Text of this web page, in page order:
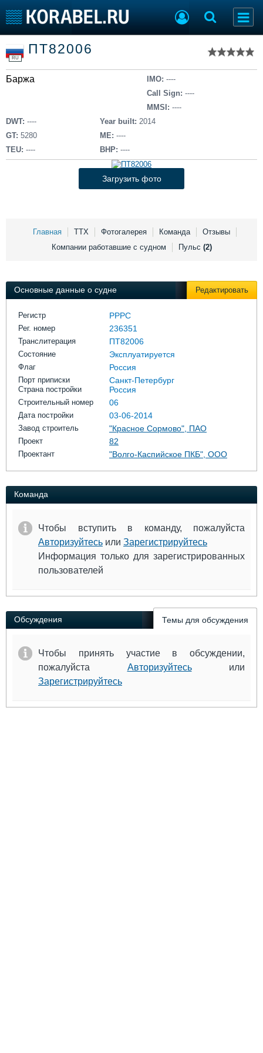
Тип судна
Добавить судно
Добавить проект
Последние 100
Пульс
Новости
Компании
Репутация
Торговая площадка
Доска объявлений
Продажа флота
Оборудование
Изделия
Материалы
Услуги
Личности
Флот
Форум
RU
ПТ82006
Баржа IMO: ----
Call Sign: ----
MMSI: ----
DWT: ----
GT: 5280
TEU: ----
Year built: 2014
ME: ----
BHP: ----
Загрузить фото
Главная ТТХ Фотогалерея Команда
Отзывы
Компании работавшие с судном
Пульс (2)
Основные данные о судне Редактировать
Регистр РРРС
Рег. номер 236351
Транслитерация ПТ82006
Состояние Эксплуатируется
Флаг Россия
Порт приписки Санкт-Петербург
Страна постройки Россия
Строительный номер 06
Дата постройки 03-06-2014
Завод строитель "Красное Сормово", ПАО
Проект 82
Проектант "Волго-Каспийское ПКБ", ООО
Команда
Чтобы вступить в команду, пожалуйста
Авторизуйтесь или Зарегистрируйтесь
Информация только для зарегистрированных
пользователей
Обсуждения Темы для обсуждения
Чтобы принять участие в обсуждении,
пожалуйста Авторизуйтесьили
Зарегистрируйтесь